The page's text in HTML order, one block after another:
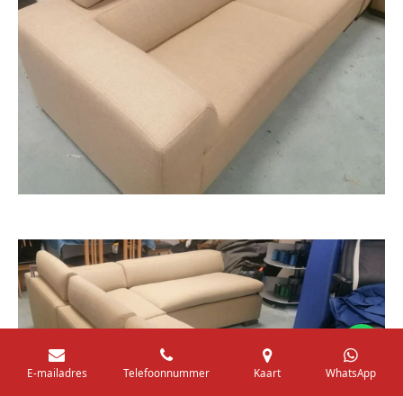
💬
E-mailadres Telefoonnummer Kaart WhatsApp